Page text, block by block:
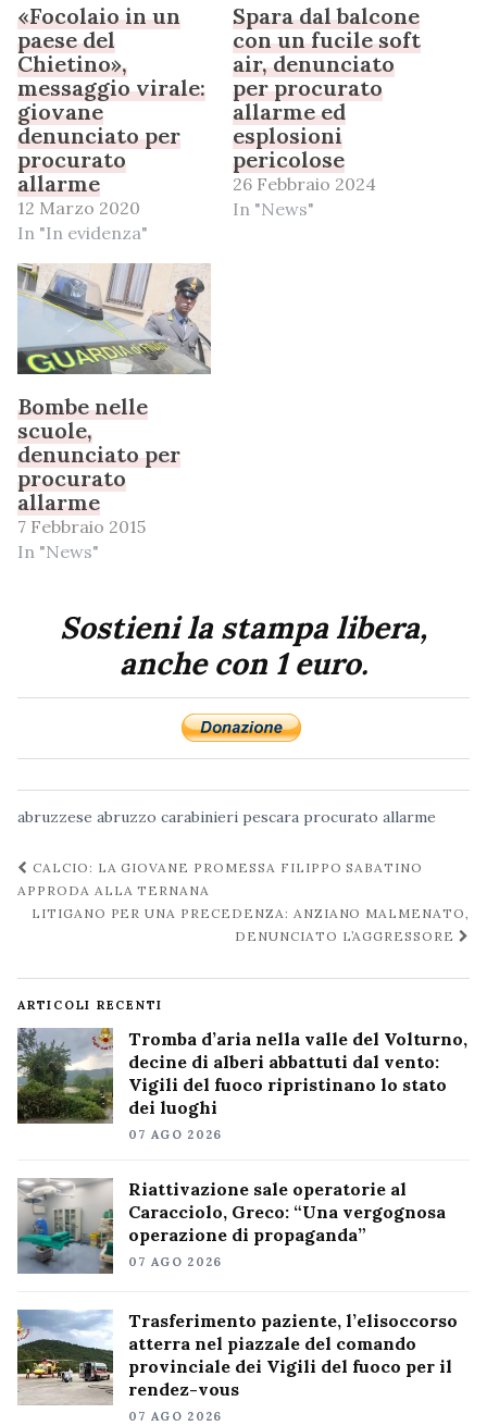
«Focolaio in un
paese del
Chietino»,
messaggio virale:
giovane
denunciato per
procurato
allarme
12 Marzo 2020
In "In evidenza"
Spara dal balcone
con un fucile soft
air, denunciato
per procurato
allarme ed
esplosioni
pericolose
26 Febbraio 2024
In "News"
Bombe nelle
scuole,
denunciato per
procurato
allarme
7 Febbraio 2015
In "News"
Sostieni la stampa libera,
anche con 1 euro.
abruzzese abruzzo carabinieri pescara procurato allarme
Navigazione
post
CALCIO: LA GIOVANE PROMESSA FILIPPO SABATINO
APPRODA ALLA TERNANA
LITIGANO PER UNA PRECEDENZA: ANZIANO MALMENATO,
DENUNCIATO L’AGGRESSORE
ARTICOLI RECENTI
Tromba d’aria nella valle del Volturno,
decine di alberi abbattuti dal vento:
Vigili del fuoco ripristinano lo stato
dei luoghi
07 AGO 2026
Riattivazione sale operatorie al
Caracciolo, Greco: “Una vergognosa
operazione di propaganda”
07 AGO 2026
Trasferimento paziente, l’elisoccorso
atterra nel piazzale del comando
provinciale dei Vigili del fuoco per il
rendez-vous
07 AGO 2026